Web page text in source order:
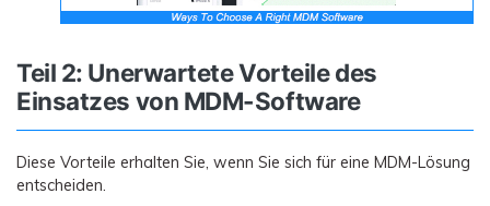
Teil 2: Unerwartete Vorteile des
Einsatzes von MDM-Software
Diese Vorteile erhalten Sie, wenn Sie sich für eine MDM-Lösung
entscheiden.